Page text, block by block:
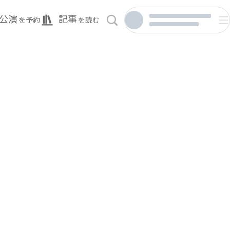
公演 を予約 記事 を読む